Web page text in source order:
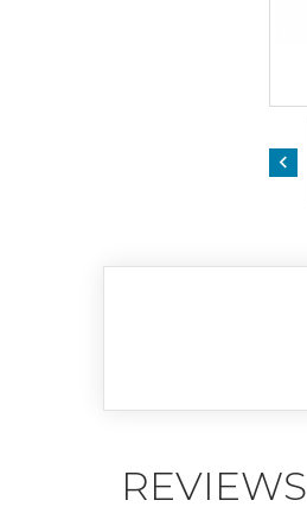

REVIEWS